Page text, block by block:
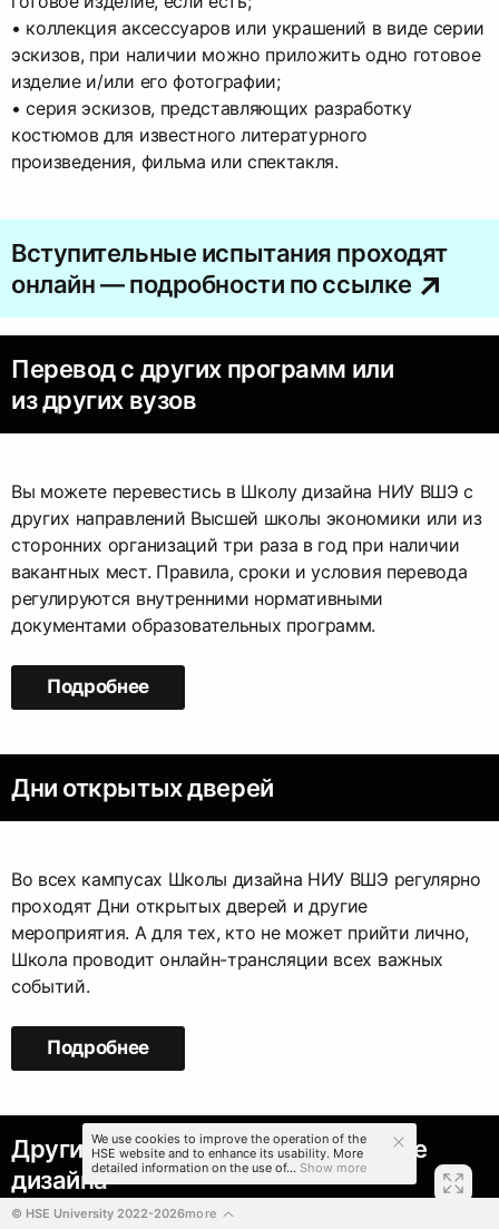
• коллекция аксессуаров или украшений в виде серии
эскизов, при наличии можно приложить одно готовое
изделие и/или его фотографии;
• серия эскизов, представляющих разработку
костюмов для известного литературного
произведения, фильма или спектакля.
Вступительные испытания проходят
онлайн — подробности по ссылке
Перевод с других программ или
из других вузов
Вы можете перевестись в Школу дизайна НИУ ВШЭ с
других направлений Высшей школы экономики или из
сторонних организаций три раза в год при наличии
вакантных мест. Правила, сроки и условия перевода
регулируются внутренними нормативными
документами образовательных программ.
Подробнее
Дни открытых дверей
Во всех кампусах Школы дизайна НИУ ВШЭ регулярно
проходят Дни открытых дверей и другие
мероприятия. А для тех, кто не может прийти лично,
Школа проводит онлайн-трансляции всех важных
событий.
Подробнее
Другие профили обучения в Школе
дизайна
© HSE University 2022-2026more
We use cookies to improve the operation of the
HSE website and to enhance its usability. More
detailed information on the use of... Show more